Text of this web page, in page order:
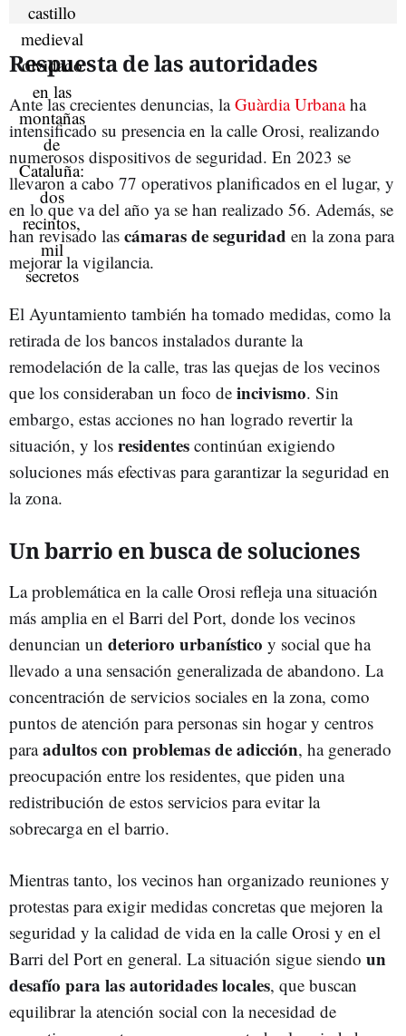
Respuesta de las autoridades
Ante las crecientes denuncias, laGuàrdia Urbanaha
intensificado su presencia en la calle Orosi, realizando
numerosos dispositivos de seguridad. En 2023 se
llevaron a cabo 77 operativos planificados en el lugar, y
en lo que va del año ya se han realizado 56. Además, se
han revisado las cámaras de seguridad en la zona para
mejorar la vigilancia.
El Ayuntamiento también ha tomado medidas, como la
retirada de los bancos instalados durante la
remodelación de la calle, tras las quejas de los vecinos
que los consideraban un foco de incivismo. Sin
embargo, estas acciones no han logrado revertir la
situación, y los residentes continúan exigiendo
soluciones más efectivas para garantizar la seguridad en
la zona.
Un barrio en busca de soluciones
La problemática en la calle Orosi refleja una situación
más amplia en el Barri del Port, donde los vecinos
denuncian un deterioro urbanístico y social que ha
llevado a una sensación generalizada de abandono. La
concentración de servicios sociales en la zona, como
puntos de atención para personas sin hogar y centros
paraadultos con problemas de adicción, ha generado
preocupación entre los residentes, que piden una
redistribución de estos servicios para evitar la
sobrecarga en el barrio.
Mientras tanto, los vecinos han organizado reuniones y
protestas para exigir medidas concretas que mejoren la
seguridad y la calidad de vida en la calle Orosi y en el
Barri del Port en general. La situación sigue siendo un
desafío para las autoridades locales, que buscan
equilibrar la atención social con la necesidad de